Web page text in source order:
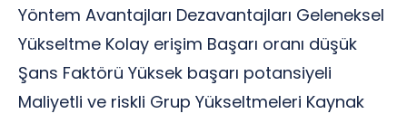
Yöntem Avantajları Dezavantajları Geleneksel
Yükseltme Kolay erişim Başarı oranı düşük
Şans Faktörü Yüksek başarı potansiyeli
Maliyetli ve riskli Grup Yükseltmeleri Kaynak